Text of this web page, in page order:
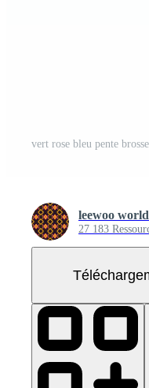
leewoo world
27 183